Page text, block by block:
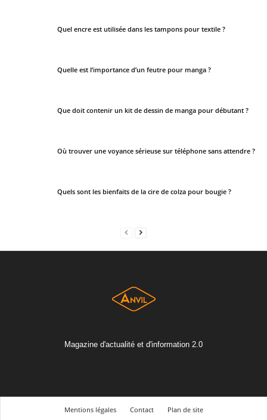
Quel encre est utilisée dans les tampons pour textile ?
Quelle est l’importance d’un feutre pour manga ?
Que doit contenir un kit de dessin de manga pour débutant ?
Où trouver une voyance sérieuse sur téléphone sans attendre ?
Quels sont les bienfaits de la cire de colza pour bougie ?
Magazine d'actualité et d'information 2.0
Mentions légales Contact Plan de site